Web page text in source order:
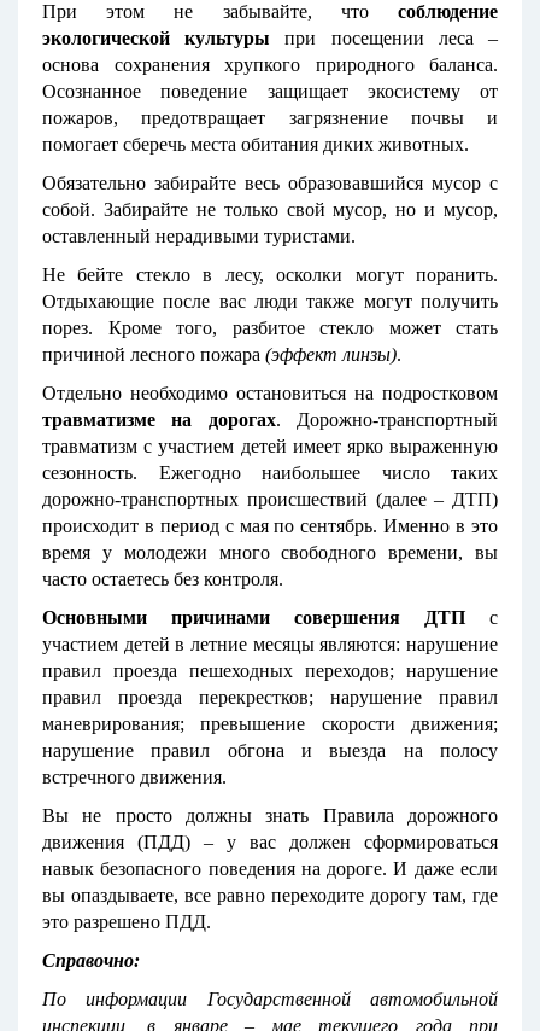
При этом не забывайте, чтособлюдение
экологической культуры при посещении леса –
основа сохранения хрупкого природного баланса.
Осознанное поведение защищает экосистему от
пожаров, предотвращает загрязнение почвы и
помогает сберечь места обитания диких животных.
Обязательно забирайте весь образовавшийся мусор с
собой. Забирайте не только свой мусор, но и мусор,
оставленный нерадивыми туристами.
Не бейте стекло в лесу, осколки могут поранить.
Отдыхающие после вас люди также могут получить
порез. Кроме того, разбитое стекло может стать
причиной лесного пожара (эффект линзы).
Отдельно необходимо остановиться на подростковом
травматизме на дорогах. Дорожно-транспортный
травматизм с участием детей имеет ярко выраженную
сезонность. Ежегодно наибольшее число таких
дорожно-транспортных происшествий (далее – ДТП)
происходит в период с мая по сентябрь. Именно в это
время у молодежи много свободного времени, вы
часто остаетесь без контроля.
Основными причинами совершения ДТП с
участием детей в летние месяцы являются: нарушение
правил проезда пешеходных переходов; нарушение
правил проезда перекрестков; нарушение правил
маневрирования; превышение скорости движения;
нарушение правил обгона и выезда на полосу
встречного движения.
Вы не просто должны знать Правила дорожного
движения (ПДД) – у вас должен сформироваться
навык безопасного поведения на дороге. И даже если
вы опаздываете, все равно переходите дорогу там, где
это разрешено ПДД.
Справочно:
По информации Государственной автомобильной
инспекции, в январе – мае текущего года при